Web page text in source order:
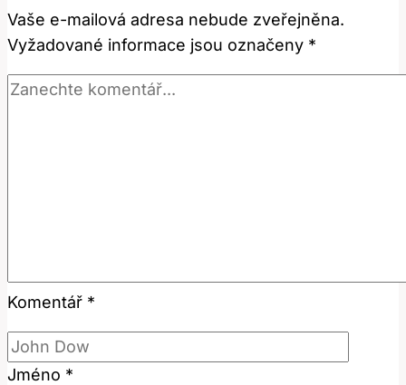
Sociálních
Médiích?
Vaše e-mailová adresa nebude zveřejněna.
Vyžadované informace jsou označeny *
Komentář *
Jméno *